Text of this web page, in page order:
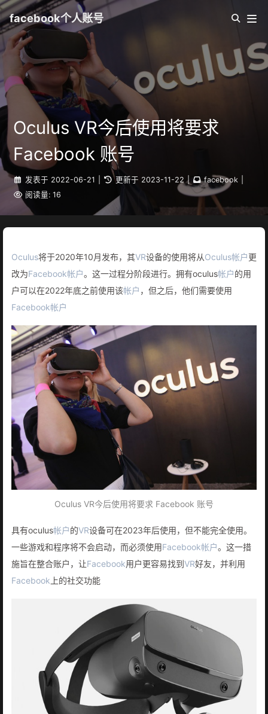
facebook个人账号
Oculus VR今后使用将要求
Facebook 账号
发表于 2022-06-21 更新于 2023-11-22 | facebook
阅读量: 16
Oculus将于2020年10月发布，其VR设备的使用将从Oculus帐户更
改为Facebook帐户。这一过程分阶段进行。拥有oculus帐户的用
户可以在2022年底之前使用该帐户 ，但之后，他们需要使用
Facebook帐户
Oculus VR今后使用将要求 Facebook 账号
具有oculus帐户的VR设备可在2023年后使用，但不能完全使用。
一些游戏和程序将不会启动，而必须使用Facebook帐户。这一措
施旨在整合账户，让Facebook用户更容易找到VR好友，并利用
Facebook 上的社交功能